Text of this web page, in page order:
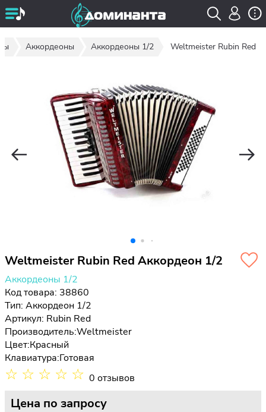
Аккордеоны Аккордеоны 1/2 Weltmeister Rubin Red
Weltmeister Rubin Red Аккордеон 1/2
Аккордеоны 1/2
Код товара: 38860
Тип: Аккордеон 1/2
Артикул: Rubin Red
Производитель:Weltmeister
Цвет:Красный
Клавиатура:Готовая
☆ ☆ ☆ ☆ ☆ 0 отзывов
Цена по запросу